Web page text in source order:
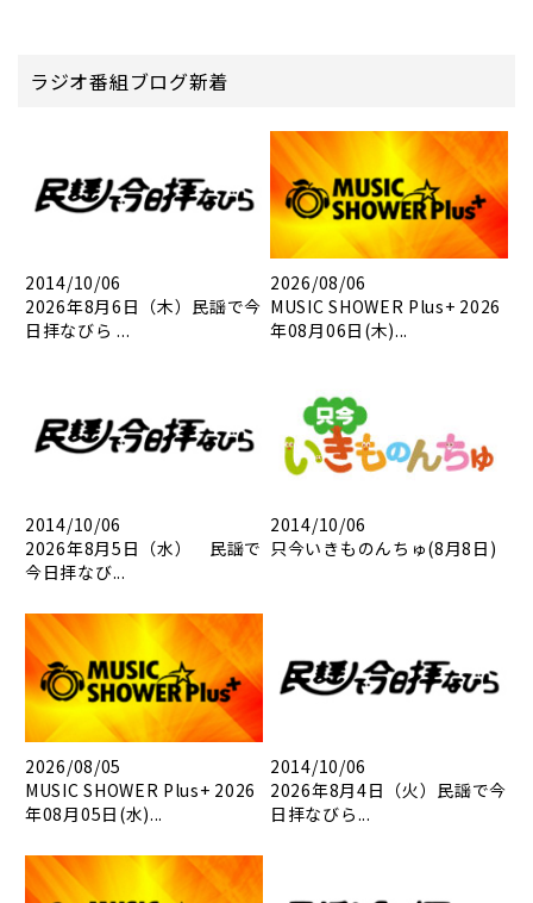
ラジオ番組ブログ新着
2014/10/06
2026年8月6日（木）民謡で今
日拝なびら ...
2026/08/06
MUSIC SHOWER Plus+ 2026
年08月06日(木)...
2014/10/06
2026年8月5日（水） 民謡で
今日拝なび...
2014/10/06
只今いきものんちゅ(8月8日)
2026/08/05
MUSIC SHOWER Plus+ 2026
年08月05日(水)...
2014/10/06
2026年8月4日（火）民謡で今
日拝なびら...